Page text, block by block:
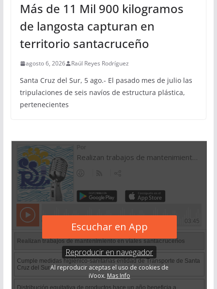
Más de 11 Mil 900 kilogramos
de langosta capturan en
territorio santacruceño
agosto 6, 2026 Raúl Reyes Rodríguez
Santa Cruz del Sur, 5 ago.- El pasado mes de julio las
tripulaciones de seis navíos de estructura plástica,
pertenecientes